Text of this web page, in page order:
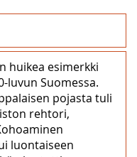
huikea esimerkki
luvun Suomessa.
pojasta tuli
rehtori,
luontaiseen